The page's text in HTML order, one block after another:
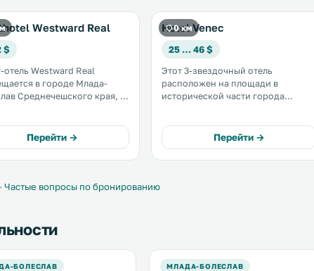
Westward Real
$
отель Westward Real
в городе Млада-
Среднечешского края, в
в 42 км. На территории
бесплатная частная
Перейти →
0 км
Hotel Venec
25 … 46 $
Этот 3-звездочный отель
расположен на площади в
исторической части города
услугам гостей ресторан и
автобусная остановка напротив
отеля. .
Перейти →
· Частые вопросы по бронированию
БОЛЕСЛАВ МЛАДА-БОЛЕСЛАВ